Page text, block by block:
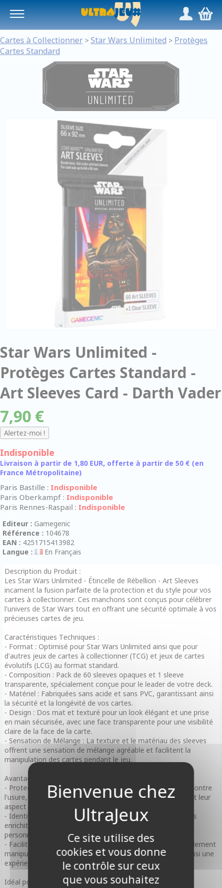
/,
Cartes à Collectionner > Star Wars Unlimited > Protèges
Cartes Standard
Star Wars Unlimited -
Protèges Cartes Standard -
Art Sleeves Card - Darth Vader
7,90 €
Indisponible
Livraison à partir de 1,80 EUR, offerte à partir de 50 € (en
France Métropolitaine)
Paris Bastille : Indisponible
Paris Oberkampf : Indisponible
Paris Rennes-Raspail : Indisponible
Editeur : Gamegenic
Référence : 104678
EAN : 4251715413982
Langue :
En Français
Description du Produit :
Les Star Wars Unlimited - Étincelle de Rébellion - Art Sleeves
incarnent la fusion parfaite de la protection et du style pour vos
cartes à collectionner. Ces manchons sont conçus pour célébrer
l'univers de Star Wars tout en offrant une sécurité optimale à vos
précieuses cartes de jeu.
Caractéristiques Techniques :
- Format : Optimisé pour Star Wars Unlimited ainsi que pour
d'autres jeux de cartes à collectionner (TCG) et jeux de cartes
évolutifs (LCG) au format standard.
- Composition : Pack de 60 sleeves opaques et 1 sleeve
transparente, spécialement conçue pour le leader de votre deck.
- Matériel : Fabriquées sans acide et sans PVC, garantissant ainsi
la sécurité et la longévité de vos cartes.
- Design : Dos mat et texturé pour un look élégant et une prise
en main sécurisée, avec une face transparente pour une visibilité
claire de la face de la carte.
- Sensation de Mélange : La texture et le matériau des sleeves
offrent une sensation de mélange agréable et facilitent la
manipulation des cartes pendant le jeu.
Avantages :
- Protection Améliorée : Les sleeves protègent les cartes contre
l'usure, la saleté et l'humidité, prolongeant leur durabilité et leur
aspect neuf.
- Identité Visuelle : Le design unique et attractif des sleeves
enrichit l'expérience de jeu et permet aux joueurs de
personnaliser leur deck avec style.
- Facilité d'Usage : Ces sleeves sont conçues pour être facilement
manipulables lors du mélange et pendant le jeu, offrant ainsi une
expérience de jeu fluide et agréable.
Idéal pour :
Ce site utilise des
cookies et vous donne
le contrôle sur ceux
que vous souhaitez